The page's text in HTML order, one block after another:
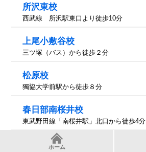
所沢東校
西武線 所沢駅東口より徒歩10分
上尾小敷谷校
三ツ塚（バス）から徒歩２分
松原校
獨協大学前駅から徒歩８分
春日部南桜井校
東武野田線「南桜井駅」北口から徒歩4分
月の輪校ホーム